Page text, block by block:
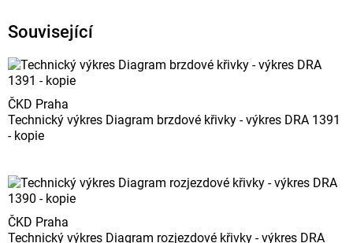
Související
ČKD Praha
Technický výkres Diagram brzdové křivky - výkres DRA 1391
- kopie
ČKD Praha
Technický výkres Diagram rozjezdové křivky - výkres DRA